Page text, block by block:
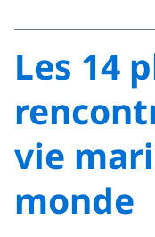
Les 14
vie
monde